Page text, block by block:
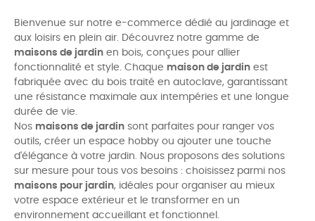
Bienvenue sur notre e-commerce dédié au jardinage et
aux loisirs en plein air. Découvrez notre gamme de
maisons de jardin en bois, conçues pour allier
fonctionnalité et style. Chaque maison de jardin est
fabriquée avec du bois traité en autoclave, garantissant
une résistance maximale aux intempéries et une longue
durée de vie.
Nos maisons de jardin sont parfaites pour ranger vos
outils, créer un espace hobby ou ajouter une touche
d'élégance à votre jardin. Nous proposons des solutions
sur mesure pour tous vos besoins : choisissez parmi nos
maisons pour jardin, idéales pour organiser au mieux
votre espace extérieur et le transformer en un
environnement accueillant et fonctionnel.